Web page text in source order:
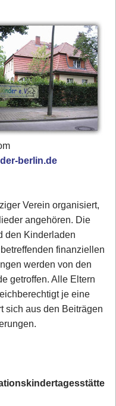
berlin.de
Verein organisiert,
angehören. Die
den Kinderladen
finanziellen
werden von den
getroffen. Alle Eltern
je eine
sich aus den Beiträgen